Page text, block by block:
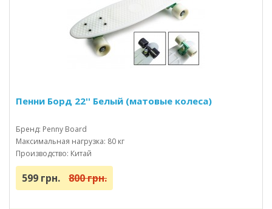
Пенни Борд 22'' Белый (матовые колеса)
Бренд: Penny Board
Максимальная нагрузка: 80 кг
Производство: Китай
599 грн. 800 грн.